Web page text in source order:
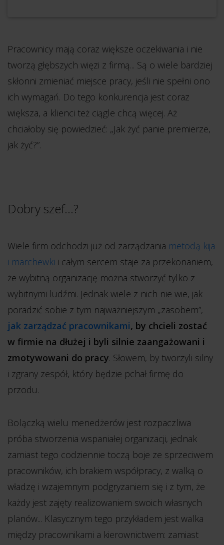
Pracownicy mają coraz większe oczekiwania i nie
tworzą głębszych więzi z firmą... Są o wiele bardziej
skłonni zmieniać miejsce pracy, jeśli nie spełni ono
ich wymagań. Do tego konkurencja jest coraz
większa, a klienci też ciągle chcą więcej. Aż
chciałoby się powiedzieć: „Jak żyć panie premierze,
jak żyć?”.
Dobry szef…?
Wiele firm odchodzi już od zarządzania metodą kija
i marchewki i całym sercem staje za przekonaniem,
że wybitną organizację można stworzyć tylko z
wybitnymi ludźmi. Jednak wiele z nich nie wie, jak
poradzić sobie z tym najważniejszym „zasobem”,
jak zarządzać pracownikami, by chcieli zostać
w firmie na dłużej i byli silnie zaangażowani i
zmotywowani do pracy. Słowem, by tworzyli silny
i zgrany zespół, który będzie pchał firmę do
przodu.
Bolączką wielu menedżerów jest rozpaczliwa
próba stworzenia wspaniałej organizacji, jednak
zamiast tego codziennie toczą boje ze sprzeciwem
pracowników, ich brakiem współpracy, z walką o
władzę i wzajemnym podgryzaniem się i z tym, że
każdy jest zajęty realizowaniem swoich własnych
planów... Klasycznym tego przykładem jest walka
między pracownikami a kierownictwem: zamiast